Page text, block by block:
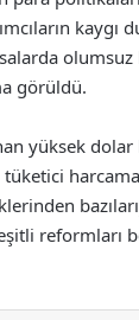
kaygı
olumsuz
görüldü.
yüksek
tüketici
reformları